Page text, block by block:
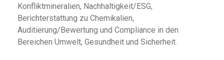
Konfliktmineralien, Nachhaltigkeit/ESG,
Berichterstattung zuChemikalien,
Auditierung/Bewertung und Compliance in den
Bereichen Umwelt, Gesundheitund Sicherheit.